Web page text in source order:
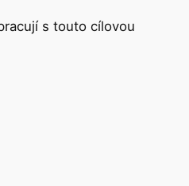
s touto cílovou